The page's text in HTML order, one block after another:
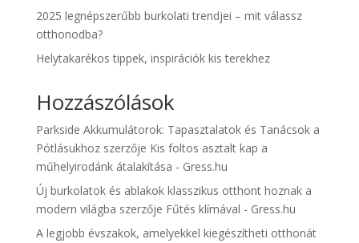
2025 legnépszerűbb burkolati trendjei – mit válassz
otthonodba?
Helytakarékos tippek, inspirációk kis terekhez
Hozzászólások
Parkside Akkumulátorok: Tapasztalatok és Tanácsok a
Pótlásukhozszerzője Kis foltos asztalt kap a
műhelyirodánk átalakítása - Gress.hu
Új burkolatok és ablakok klasszikus otthont hoznak a
modern világba szerzője Fűtés klímával - Gress.hu
A legjobb évszakok, amelyekkel kiegészítheti otthonát